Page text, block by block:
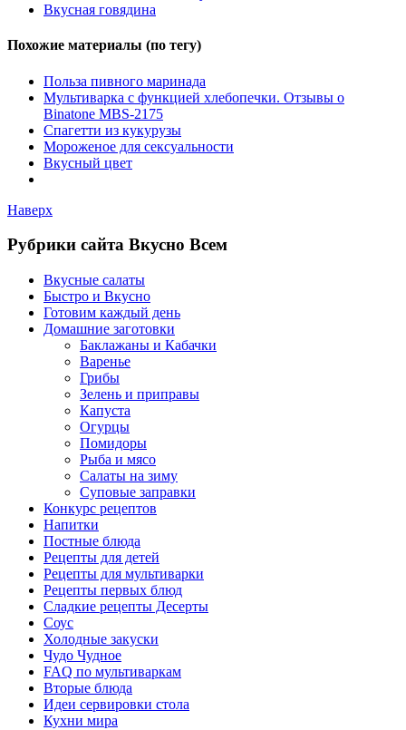
Вкусная говядина
Похожие материалы (по тегу)
Польза пивного маринада
Мультиварка с функцией хлебопечки. Отзывы о
Binatone MBS-2175
Спагетти из кукурузы
Мороженое для сексуальности
Вкусный цвет
Наверх
Рубрики сайта Вкусно Всем
Вкусные салаты
Быстро и Вкусно
Готовим каждый день
Домашние заготовки
Баклажаны и Кабачки
Варенье
Грибы
Зелень и приправы
Капуста
Огурцы
Помидоры
Рыба и мясо
Салаты на зиму
Суповые заправки
Конкурс рецептов
Напитки
Постные блюда
Рецепты для детей
Рецепты для мультиварки
Рецепты первых блюд
Сладкие рецепты Десерты
Соус
Холодные закуски
Чудо Чудное
FAQ по мультиваркам
Вторые блюда
Идеи сервировки стола
Кухни мира